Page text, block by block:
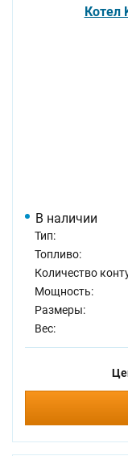
Котел
В наличии
Тип:
Топливо:
Количество
Мощность:
Размеры:
Вес: